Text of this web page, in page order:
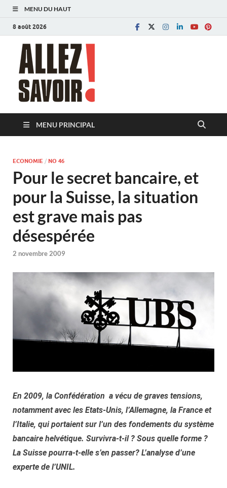
MENU DU HAUT
8 août 2026
MENU PRINCIPAL
ECONOMIE / NO 46
Pour le secret bancaire, et
pour la Suisse, la situation
est grave mais pas
désespérée
2 novembre 2009
En 2009, la Confédération a vécu de graves tensions,
notamment avec les Etats-Unis, l’Allemagne, la France et
l’Italie, qui portaient sur l’un des fondements du système
bancaire helvétique. Survivra-t-il ? Sous quelle forme ?
La Suisse pourra-t-elle s’en passer? L’analyse d’une
experte de l’UNIL.